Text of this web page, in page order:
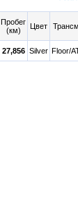
Пробег
(км)
Цвет Трансм
27,856 Silver Floor/